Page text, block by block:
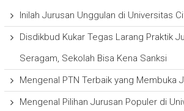
Inilah Jurusan Unggulan di Universitas
Disdikbud Kukar Tegas Larang Praktik
Seragam, Sekolah Bisa Kena Sanksi
Mengenal PTN Terbaik yang Membuka
Mengenal Pilihan Jurusan Populer di